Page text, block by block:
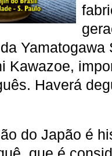
Yamatogawa
Kawazoe,
Haverá
do Japão é